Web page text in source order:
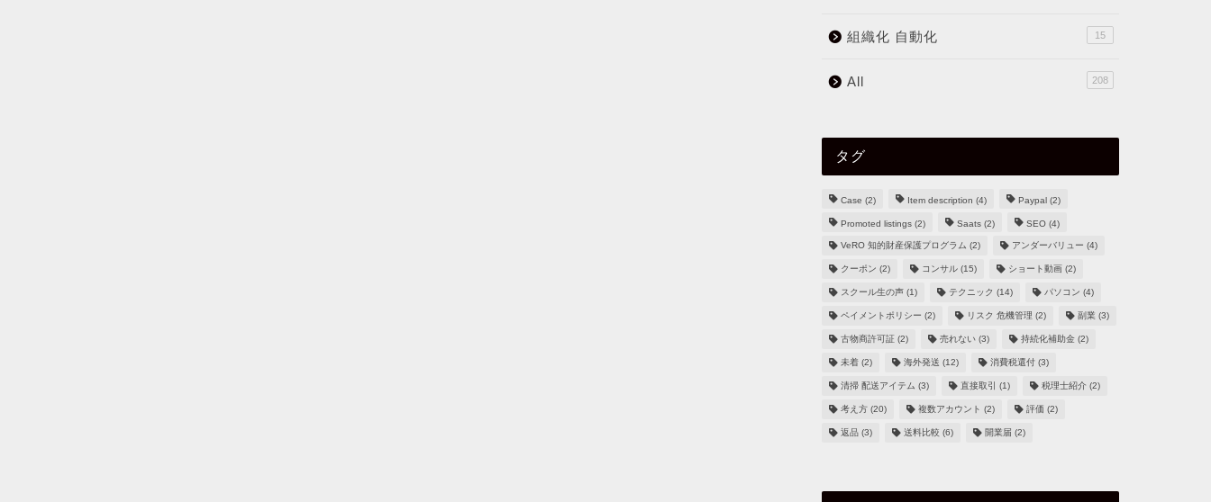
組織化 自動化 15
All 208
タグ
Case (2) Item description (4) Paypal(2)
Promoted listings(2) Saats(2) SEO(4)
VeRO 知的財産保護プログラム (2) アンダーバリュー (4)
クーポン (2) コンサル(15) ショート動画(2)
スクール生の声(1) テクニック (14) パソコン (4)
ペイメントポリシー (2) リスク 危機管理 (2) 副業 (3)
古物商許可証(2) 売れない(3) 持続化補助金(2)
未着(2) 海外発送 (12) 消費税還付(3)
清掃 配送アイテム (3) 直接取引 (1) 税理士紹介(2)
考え方(20) 複数アカウント (2) 評価 (2)
返品(3) 送料比較 (6) 開業届 (2)